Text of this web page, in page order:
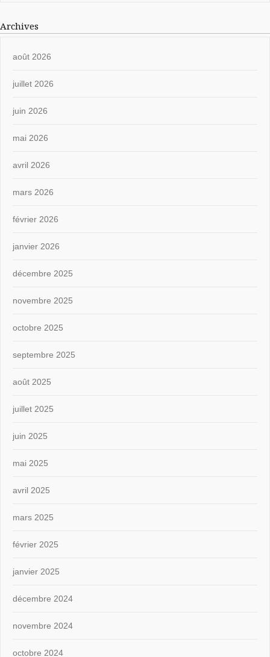
Archives
août 2026
juillet 2026
juin 2026
mai 2026
avril 2026
mars 2026
février 2026
janvier 2026
décembre 2025
novembre 2025
octobre 2025
septembre 2025
août 2025
juillet 2025
juin 2025
mai 2025
avril 2025
mars 2025
février 2025
janvier 2025
décembre 2024
novembre 2024
octobre 2024